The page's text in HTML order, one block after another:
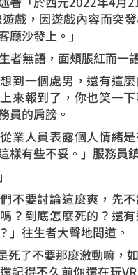
戲，因遊戲內容而突
廳沙發上。」
者無語，面頰脹紅而一
想到一個處男，還有這
來報到了，你也笑一
員的肩膀。
從業人員表露個人情緒
樣有些不妥。」服務員
們不要討論這麼爽，先
？到底怎麼死的？還
」往生者大聲地問道。
死了不要那麼激動嘛，
記得不久前你還在玩